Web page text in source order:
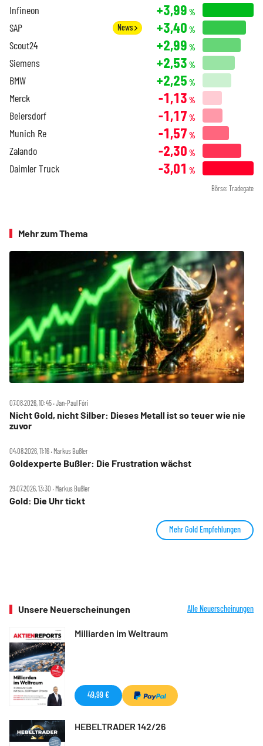
Infineon +3,99 %
SAP News +3,40 %
Scout24 +2,99 %
Siemens +2,53 %
BMW +2,25 %
Merck -1,13 %
Beiersdorf -1,17 %
Munich Re -1,57 %
Zalando -2,30 %
Daimler Truck -3,01 %
Börse: Tradegate
Mehr zum Thema
07.08.2026, 10:45 ‧ Jan-Paul Fóri
Nicht Gold, nicht Silber: Dieses Metall ist so teuer wie nie
zuvor
04.08.2026, 11:16 ‧ Markus Bußler
Goldexperte Bußler: Die Frustration wächst
29.07.2026, 13:30 ‧ Markus Bußler
Gold: Die Uhr tickt
Mehr Gold Empfehlungen
Unsere Neuerscheinungen Alle Neuerscheinungen
Milliarden im Weltraum
49,99 €
HEBELTRADER 142/26